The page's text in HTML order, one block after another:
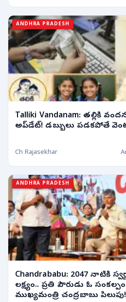
ANDHRA PRADESH
Talliki Vandanam: తల్లికి
అప్‌డేట్! డబ్బులు పడకపోతే
Ch Rajasekhar
ANDHRA PRADESH
Chandrababu: 2047 నాటికి
లక్ష్యం.. ప్రతి పౌరుడు ఓ
ముఖ్యమంత్రి చంద్రబాబు పిలుపు!